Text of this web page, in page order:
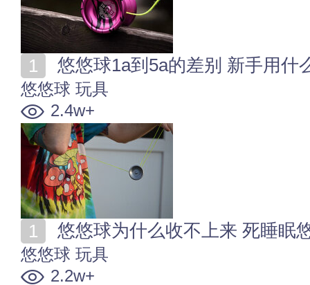
悠悠球1a到5a的差别 新手用什
悠悠球 玩具
2.4w+
悠悠球为什么收不上来 死睡眠
悠悠球 玩具
2.2w+